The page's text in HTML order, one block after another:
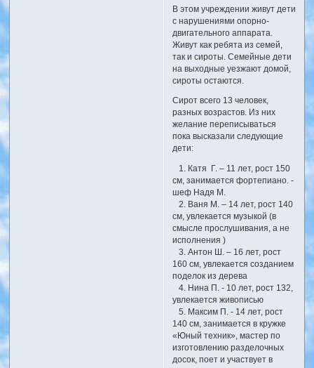
В этом учреждении живут дети
с нарушениями опорно-
двигательного аппарата.
Живут как ребята из семей,
так и сироты. Семейные дети
на выходные уезжают домой,
сироты остаются.
Сирот всего 13 человек,
разных возрастов. Из них
желание переписываться
пока высказали следующие
дети:
1. Катя Г. – 11 лет, рост 150
см, занимается фортепиано. -
шеф Надя М.
2. Ваня М. – 14 лет, рост 140
см, увлекается музыкой (в
смысле прослушивания, а не
исполнения )
3. Антон Ш. – 16 лет, рост
160 см, увлекается созданием
поделок из дерева
4. Нина П. - 10 лет, рост 132,
увлекается живописью
5. Максим П. - 14 лет, рост
140 см, занимается в кружке
«Юный техник», мастер по
изготовлению разделочных
досок, поет и участвует в